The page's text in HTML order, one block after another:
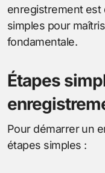
enregistrement est
simples pour
fondamentale.
Étapes
Pour démarrer un
étapes simples :